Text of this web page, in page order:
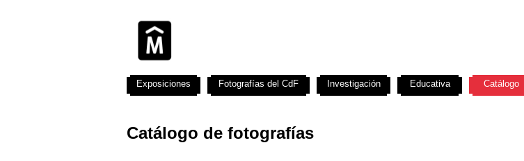
Catálogo de fotografías
Exposiciones Fotografías del CdF Investigación Educativa Catálogo